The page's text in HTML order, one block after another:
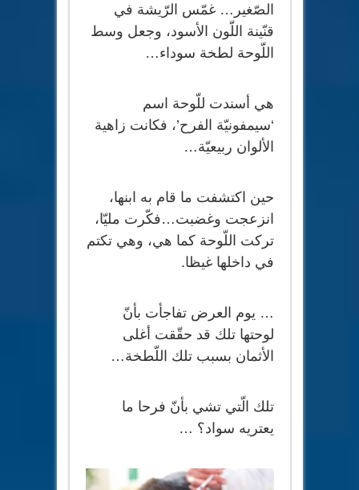
الصّغير… غمّس الرّيشة في
قنّينة اللّون الأسود، وجعل وسط
اللّوحة لطخة سوداء…
هي أسندت للّوحة اسم
‘سيمفونيّة الفرح’، فكانت زاهية
الألوان ربيعيّة…
حين اكتشفت ما قام به ابنها،
انزعجت وغضبت…فكّرت مليّا،
تركت اللّوحة كما هي، وهي تكتم
في داخلها غيظا.
… يوم العرض تفاجأت بأنّ
لوحتها تلك قد حقّقت أغلى
الأثمان بسبب تلك اللّطخة…
تلك الّتي تشي بأنّ فرحا ما
يعتريه سواد؟ …